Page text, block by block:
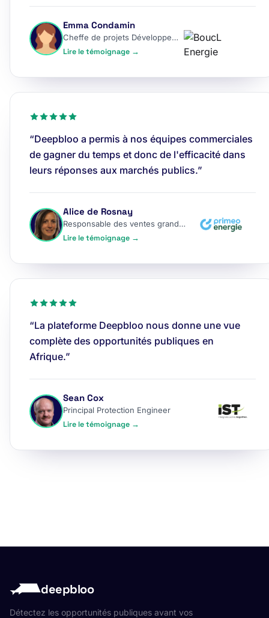
Emma Condamin
Cheffe de projets Développement
Lire le témoignage →
“Deepbloo a permis à nos équipes commerciales
de gagner du temps et donc de l'efficacité dans
leurs réponses aux marchés publics.”
Alice de Rosnay
Responsable des ventes grands comptes
Lire le témoignage →
“La plateforme Deepbloo nous donne une vue
complète des opportunités publiques en
Afrique.”
Sean Cox
Principal Protection Engineer
Lire le témoignage →
deepbloo
Détectez les opportunités publiques avant vos